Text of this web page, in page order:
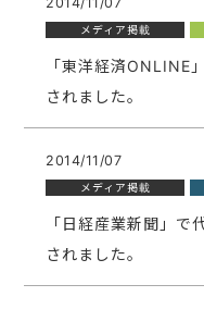
メディア掲載
「東洋経済ONLINE
されました。
2014/11/07
メディア掲載
「日経産業新聞」で
されました。